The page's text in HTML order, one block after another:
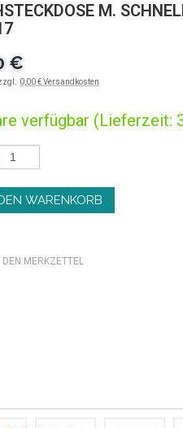
M.
€
0,00 € Versandkosten
verfügbar (Lieferzeit:
DEN MERKZETTEL